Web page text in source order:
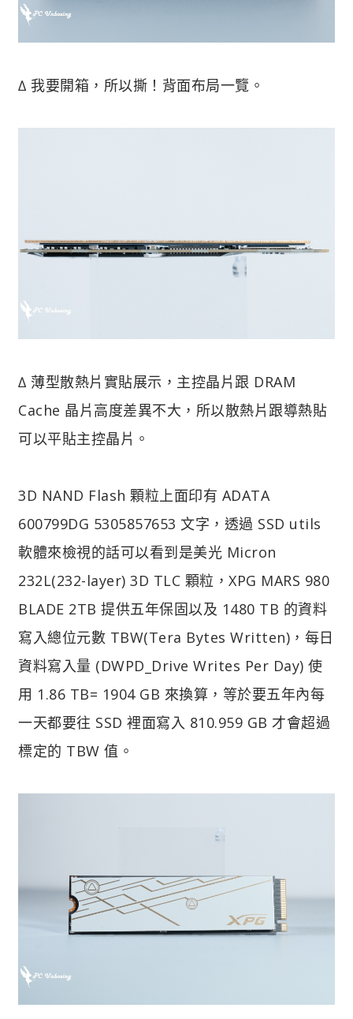
∆ 我要開箱，所以撕！背面布局一覽。
∆ 薄型散熱片實貼展示，主控晶片跟 DRAM
Cache 晶片高度差異不大，所以散熱片跟導熱貼
可以平貼主控晶片。
3D NAND Flash 顆粒上面印有 ADATA
600799DG 5305857653 文字，透過 SSD utils
軟體來檢視的話可以看到是美光 Micron
232L(232-layer) 3D TLC 顆粒，XPG MARS 980
BLADE 2TB 提供五年保固以及 1480 TB 的資料
寫入總位元數 TBW(Tera Bytes Written)，每日
資料寫入量 (DWPD_Drive Writes Per Day) 使
用 1.86 TB= 1904 GB 來換算，等於要五年內每
一天都要往 SSD 裡面寫入 810.959 GB 才會超過
標定的 TBW 值。